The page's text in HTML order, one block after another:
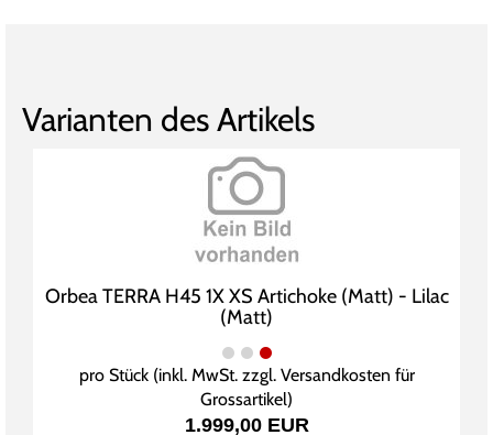
Varianten des Artikels
Orbea TERRA H45 1X XS Artichoke (Matt) - Lilac
(Matt)
pro Stück (inkl. MwSt. zzgl. Versandkosten für
Grossartikel)
1.999,00 EUR